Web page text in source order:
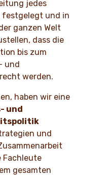
jedes
festgelegt und in
ganzen Welt
dass die
bis zum
und
werden.
haben wir eine
und
und
Fachleute
gesamten